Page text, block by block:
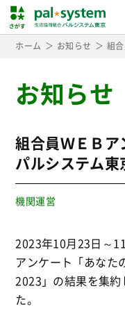
ホーム お知らせ 組
お知らせ
組合員ＷＥＢ
パルシステム
機関運営
2023年10月23日～
アンケート「あなた
2023」の結果を集
た。